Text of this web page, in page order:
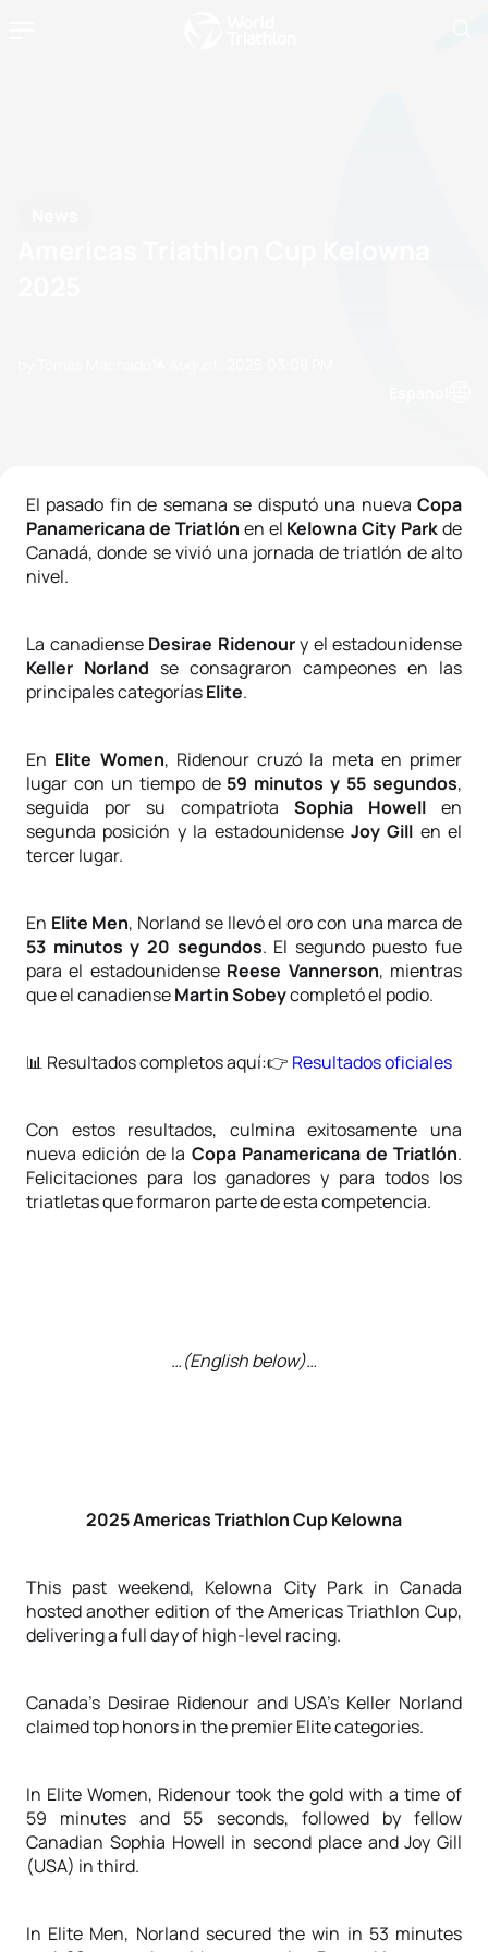
El pasado fin de semana se disputó una nueva Copa
Panamericana de Triatlón en el Kelowna City Parkde
Canadá, donde se vivió una jornada de triatlón de alto
nivel.
La canadiense Desirae Ridenoury el estadounidense
Keller Norland se consagraron campeones en las
principales categoríasElite.
En Elite Women, Ridenour cruzó la meta en primer
lugar con un tiempo de 59 minutos y 55 segundos,
seguida por su compatriota Sophia Howell en
segunda posición y la estadounidense Joy Gill en el
tercer lugar.
En Elite Men, Norland se llevó el oro con una marca de
53 minutos y 20 segundos. El segundo puesto fue
para el estadounidense Reese Vannerson, mientras
que el canadienseMartin Sobeycompletó el podio.
📊 Resultados completos aquí:👉 Resultados oficiales
Con estos resultados, culmina exitosamente una
nueva edición de la Copa Panamericana de Triatlón.
Felicitaciones para los ganadores y para todos los
triatletas que formaron parte de esta competencia.
…(English below)…
2025 Americas Triathlon Cup Kelowna
This past weekend, Kelowna City Park in Canada
hosted another edition of the Americas Triathlon Cup,
delivering a full day of high-level racing.
Canada’s Desirae Ridenour and USA’s Keller Norland
claimed top honors in the premier Elite categories.
In Elite Women, Ridenour took the gold with a time of
59 minutes and 55 seconds, followed by fellow
Canadian Sophia Howell in second place and Joy Gill
(USA) in third.
In Elite Men, Norland secured the win in 53 minutes